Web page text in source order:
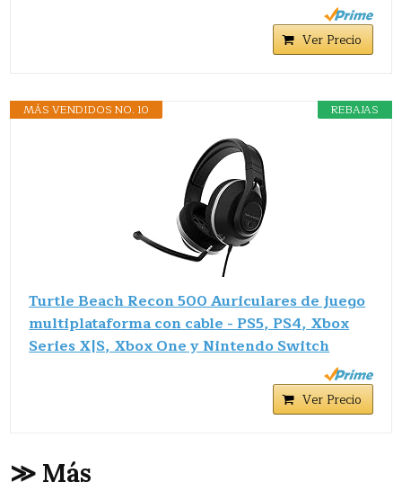
Ver Precio
REBAJAS
MÁS VENDIDOS NO. 10
Turtle Beach Recon 500 Auriculares de juego
multiplataforma con cable - PS5, PS4, Xbox
Series X|S, Xbox One y Nintendo Switch
Ver Precio
≫ Más